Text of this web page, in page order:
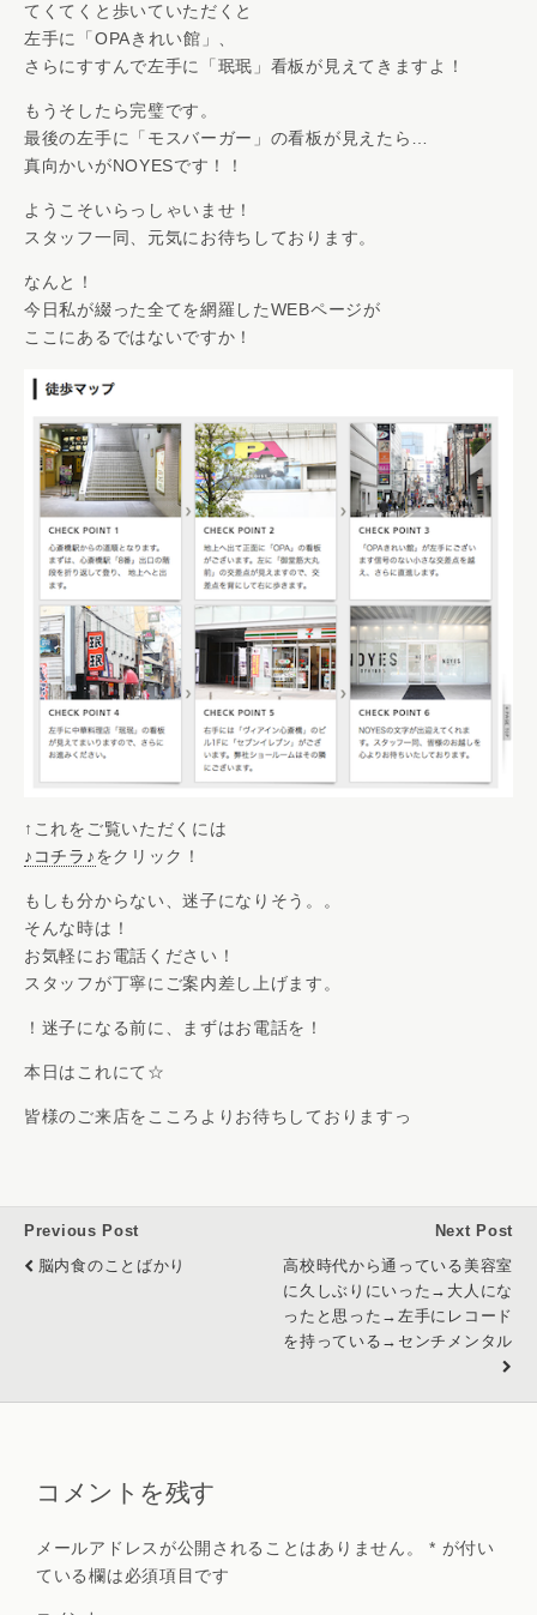
てくてくと歩いていただくと
左手に「OPAきれい館」、
さらにすすんで左手に「珉珉」看板が見えてきますよ！
もうそしたら完璧です。
最後の左手に「モスバーガー」の看板が見えたら…
真向かいがNOYESです！！
ようこそいらっしゃいませ！
スタッフ一同、元気にお待ちしております。
なんと！
今日私が綴った全てを網羅したWEBページが
ここにあるではないですか！
↑これをご覧いただくには
♪コチラ♪をクリック！
もしも分からない、迷子になりそう。。
そんな時は！
お気軽にお電話ください！
スタッフが丁寧にご案内差し上げます。
！迷子になる前に、まずはお電話を！
本日はこれにて☆
皆様のご来店をこころよりお待ちしておりますっ
Previous Post
脳内食のことばかり
Next Post
高校時代から通っている美容室
に久しぶりにいった→大人にな
ったと思った→左手にレコード
を持っている→センチメンタル
コメントを残す
メールアドレスが公開されることはありません。 * が付い
ている欄は必須項目です